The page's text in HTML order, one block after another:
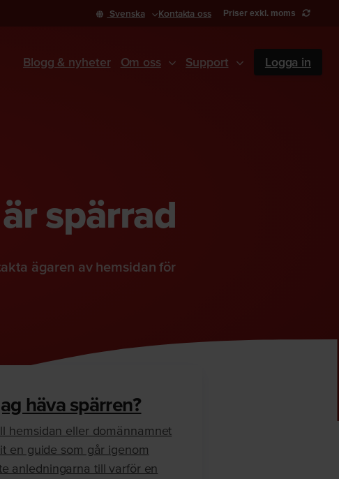
Svenska Kontakta oss Priser exkl. moms
Blogg & nyheter Om oss Support Logga in
spärrad
ägaren av hemsidan för
häva spärren?
hemsidan eller domännamnet
en guide som går igenom
anledningarna till varför en